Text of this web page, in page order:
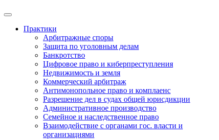
Практики
Арбитражные споры
Защита по уголовным делам
Банкротство
Цифровое право и киберпреступления
Недвижимость и земля
Коммерческий арбитраж
Антимонопольное право и комплаенс
Разрешение дел в судах общей юрисдикции
Административное производство
Семейное и наследственное право
Взаимодействие с органами гос. власти и
организациями